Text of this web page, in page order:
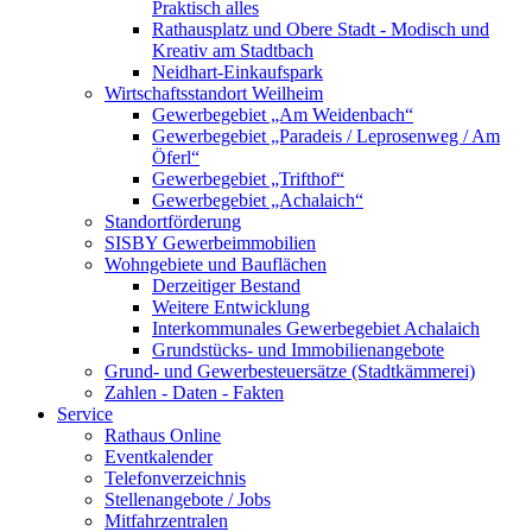
Praktisch alles
Rathausplatz und Obere Stadt - Modisch und
Kreativ am Stadtbach
Neidhart-Einkaufspark
Wirtschaftsstandort Weilheim
Gewerbegebiet „Am Weidenbach“
Gewerbegebiet „Paradeis / Leprosenweg / Am
Öferl“
Gewerbegebiet „Trifthof“
Gewerbegebiet „Achalaich“
Standortförderung
SISBY Gewerbeimmobilien
Wohngebiete und Bauflächen
Derzeitiger Bestand
Weitere Entwicklung
Interkommunales Gewerbegebiet Achalaich
Grundstücks- und Immobilienangebote
Grund- und Gewerbesteuersätze (Stadtkämmerei)
Zahlen - Daten - Fakten
Service
Rathaus Online
Eventkalender
Telefonverzeichnis
Stellenangebote / Jobs
Mitfahrzentralen